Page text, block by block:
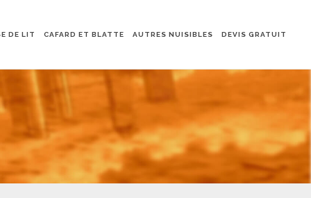
DE LIT CAFARD ET BLATTE AUTRES NUISIBLES DEVIS GRATUIT